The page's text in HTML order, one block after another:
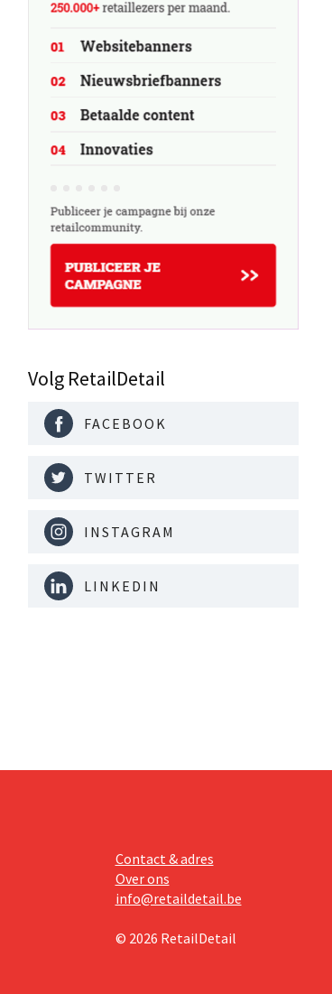
Volg RetailDetail
FACEBOOK
TWITTER
INSTAGRAM
LINKEDIN
Contact & adres
Over ons
info@retaildetail.be
© 2026 RetailDetail